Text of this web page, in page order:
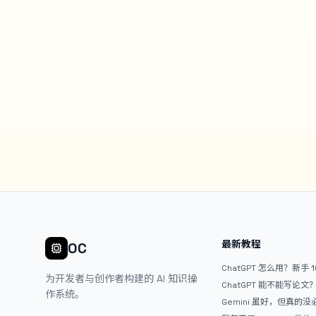
OC
为开发者与创作者构建的 AI 知识操
作系统。
最新教程
ChatGPT 怎么用？新手
ChatGPT 能不能写论文
Gemini 虽好，但真的没
ChatGPT